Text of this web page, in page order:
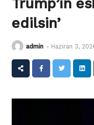
Trump’ın
edilsin’
admin - Haziran 3,